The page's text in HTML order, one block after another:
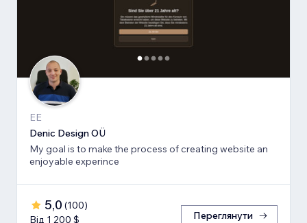
EE
Denic Design OÜ
My goal is to make the process of creating website an
enjoyable experince
5,0 (100)
Від 1 200 $
Переглянути